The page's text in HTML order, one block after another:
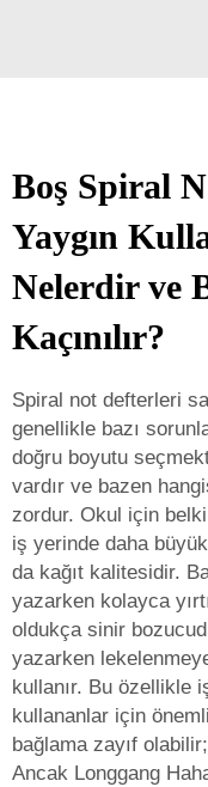
Boş Spiral
Yaygın
Nelerdir ve
Kaçınılır?
Spiral not defterleri
genellikle bazı
doğru boyutu
vardır ve bazen
zordur. Okul için
iş yerinde daha
da kağıt kalitesidir.
yazarken kolayca
oldukça sinir
yazarken
kullanır. Bu özellikle
kullananlar için
bağlama zayıf
Ancak Longgang